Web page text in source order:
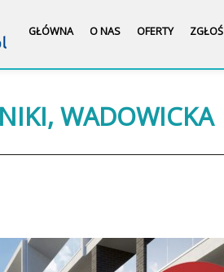
GŁÓWNA O NAS OFERTY ZGŁOŚ
WADOWICKA